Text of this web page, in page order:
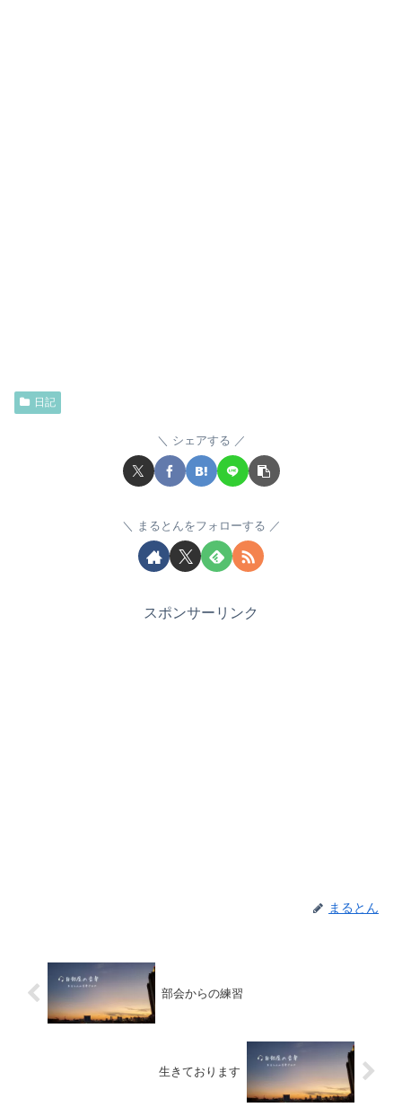
日記
シェアする
まるとんをフォローする
スポンサーリンク
まるとん
部会からの練習
生きております